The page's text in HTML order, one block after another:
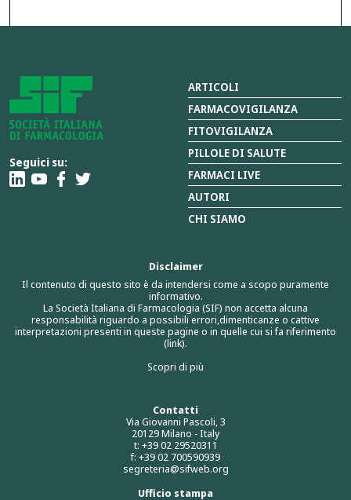
Seguici su:
Contatti
Via Giovanni Pascoli, 3
20129 Milano - Italy
t: +39 02 29520311
f: +39 02 700590939
segreteria@sifweb.org
Ufficio stampa
Disclaimer
Il contenuto di questo sito è da intendersi come a scopo puramente
informativo.
La Società Italiana di Farmacologia (SIF) non accetta alcuna
responsabilità riguardo a possibili errori,dimenticanze o cattive
interpretazioni presenti in queste pagine o in quelle cui si fa riferimento
(link).
Scopri di più
ARTICOLI
FARMACOVIGILANZA
FITOVIGILANZA
PILLOLE DI SALUTE
FARMACI LIVE
AUTORI
CHI SIAMO